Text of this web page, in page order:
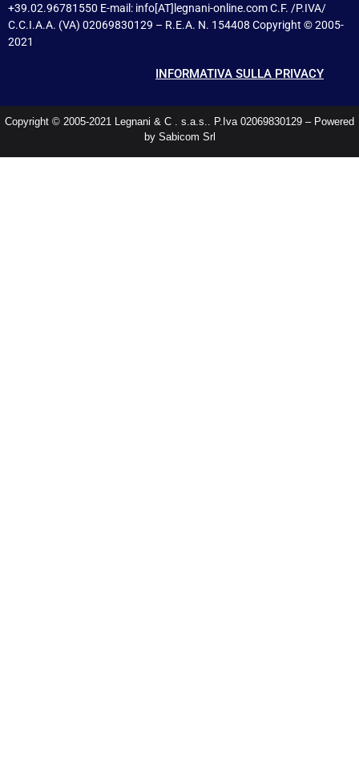
+39.02.96781550 E-mail: info[AT]legnani-online.com C.F. /P.IVA/
C.C.I.A.A. (VA) 02069830129 – R.E.A. N. 154408 Copyright © 2005-
2021
INFORMATIVA SULLA PRIVACY
Copyright © 2005-2021 Legnani & C . s.a.s.. P.Iva 02069830129 – Powered
by Sabicom Srl